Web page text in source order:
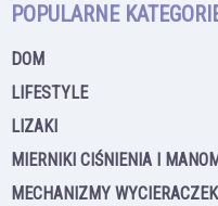
POPULARNE
DOM
LIFESTYLE
LIZAKI
MIERNIKI CIŚNIENIA I
MECHANIZMY